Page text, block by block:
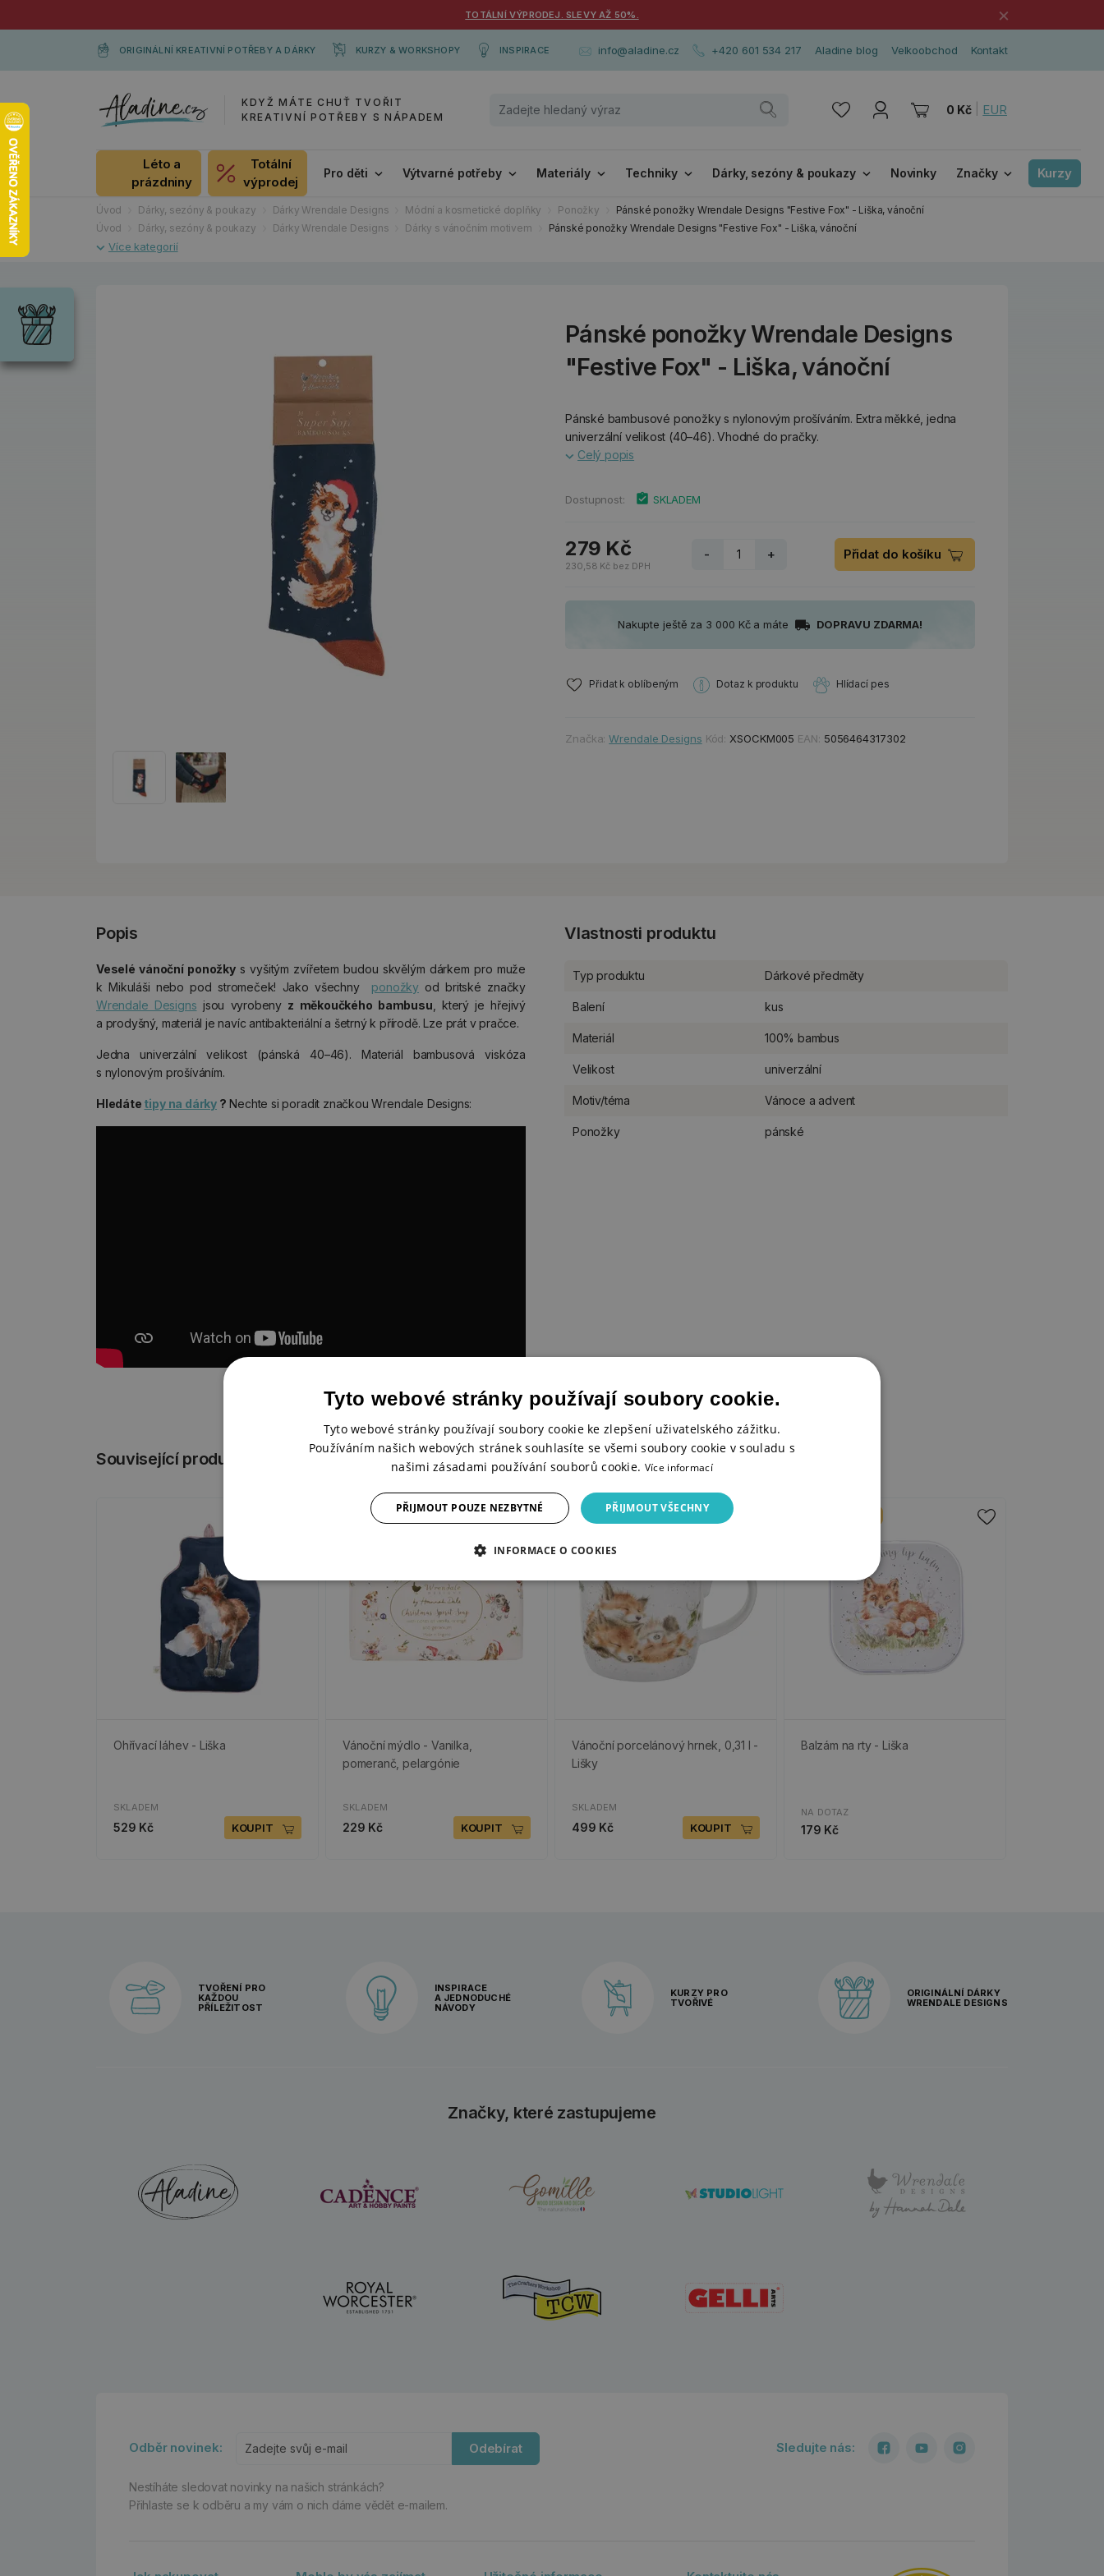
TOTÁLNÍ VÝPRODEJ. SLEVY AŽ 50%. ×
ORIGINÁLNÍ KREATIVNÍ POTŘEBY A DÁRKY KURZY & WORKSHOPY INSPIRACE info@aladine.cz +420 601 534 217 Aladine blog Velkoobchod Kontakt
KDYŽ MÁTE CHUŤ TVOŘIT
KREATIVNÍ POTŘEBY S NÁPADEM
0 Kč EUR
Léto a
prázdniny
Totální
výprodej
Pro děti Výtvarné potřeby Materiály Techniky Dárky, sezóny & poukazy Novinky Značky Kurzy
Úvod Dárky, sezóny & poukazy Dárky Wrendale Designs Módní a kosmetické doplňky Ponožky
Pánské ponožky Wrendale Designs "Festive Fox" - Liška, vánoční
Úvod
Dárky, sezóny & poukazy Dárky Wrendale Designs Dárky s vánočním motivem Pánské ponožky Wrendale Designs "Festive Fox" - Liška, vánoční
Pánské ponožky Wrendale Designs
"Festive Fox" - Liška, vánoční
Pánské bambusové ponožky s nylonovým prošíváním. Extra měkké, jedna
univerzální velikost (40–46). Vhodné do pračky.
Celý popis
Dostupnost: SKLADEM
279 Kč
230,58 Kč bez DPH
- + Přidat do košíku
Nakupte ještě za 3 000 Kč a máte DOPRAVU ZDARMA!
Přidat k oblíbeným Dotaz k produktu Hlídací pes
Značka:Wrendale Designs Kód: XSOCKM005 EAN: 5056464317302
Popis
Veselé vánoční ponožkys vyšitým zvířetem budou skvělým dárkem pro muže
k Mikuláši nebo pod stromeček! Jako všechny ponožkyod britské značky
Wrendale Designs jsou vyrobeny z měkoučkého bambusu , který je hřejivý
a prodyšný, materiál je navíc antibakteriální a šetrný k přírodě. Lze prát v pračce.
Jedna univerzální velikost (pánská 40–46). Materiál bambusová viskóza
s nylonovým prošíváním.
Hledáte tipy na dárky? Nechte si poradit značkou Wrendale Designs:
Vlastnosti produktu
Typ produktu Dárkové předměty
Balení kus
Materiál 100% bambus
Velikost univerzální
Motiv/téma Vánoce a advent
Ponožky pánské
Související produkty
Ohřívací láhev - Liška
SKLADEM
529 Kč KOUPIT
Vánoční mýdlo - Vanilka,
pomeranč, pelargónie
SKLADEM
229 Kč KOUPIT
Vánoční porcelánový hrnek, 0,31 l -
Lišky
SKLADEM
499 Kč KOUPIT
Balzám na rty - Liška
NA DOTAZ
179 Kč
TVOŘENÍ PRO
KAŽDOU
PŘÍLEŽITOST
INSPIRACE
A JEDNODUCHÉ
NÁVODY
KURZY PRO
TVOŘIVÉ
ORIGINÁLNÍ DÁRKY
WRENDALE DESIGNS
Značky, které zastupujeme
Odběr novinek: Odebírat
Nestíháte sledovat novinky na našich stránkách?
Přihlaste se k odběru a my vám o nich dáme vědět e-mailem.
Sledujte nás:
Tyto webové stránky používají soubory cookie.
Tyto webové stránky používají soubory cookie ke zlepšení uživatelského zážitku.
Používáním našich webových stránek souhlasíte se všemi soubory cookie v souladu s
našimi zásadami používání souborů cookie. Více informací
PŘIJMOUT VŠECHNY
PŘIJMOUT POUZE NEZBYTNÉ
INFORMACE O COOKIES